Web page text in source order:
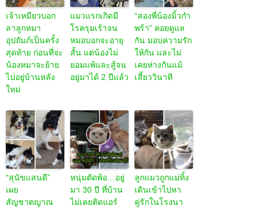
เจ้าเหมียวบอก
ลาลูกหมา
อุปถัมภ์เป็นครั้ง
สุดท้าย ก่อนที่จะ
น้องหมาจะย้าย
ไปอยู่บ้านหลัง
ใหม่
แมวแรกเกิดมี
โรครุมเร้าจน
หมอบอกจะอายุ
สั้น แต่น้องไม่
ยอมแพ้และสู้จน
อยู่มาได้ 2 ปีแล้ว
“สองพี่น้องมิ้วกำ
พร้า” คอยดูแล
กัน มอบความรัก
ให้กัน และไม่
เคยห่างกันแม้
เสี้ยววินาที
“สุนัขแสนดี”
เผย
สัญชาตญาณ
หนุ่มตัดพ้อ…อยู่
มา 30 ปี ที่บ้าน
ไม่เคยติดแอร์
ลูกแมวถูกแม่ทิ้ง
เดินเข้าไปหา
คู่รักในโรงนา